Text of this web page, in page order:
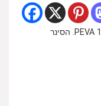
סינר PVC מבית Laura Swisra עשוי 100% PEVA. הסינר